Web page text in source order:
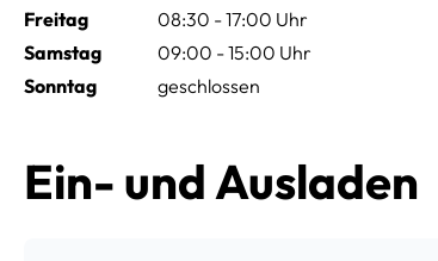
Freitag
08:30 - 17:00 Uhr
Samstag
09:00 - 15:00 Uhr
Sonntag
geschlossen
Ein- und Ausladen